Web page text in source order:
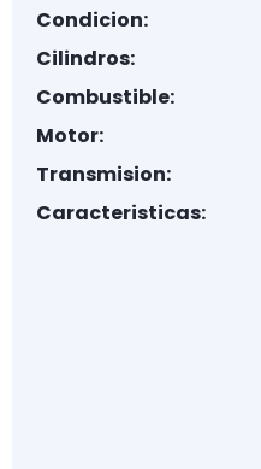
Condicion:
Cilindros:
Combustible:
Motor:
Transmision:
Caracteristicas: